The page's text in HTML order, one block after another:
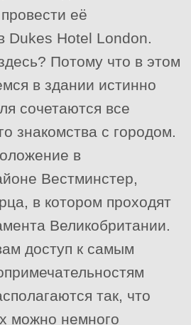
её
Dukes Hotel London.
Потому что в этом
в здании истинно
сочетаются все
знакомства с городом.
в
Вестминстер,
в котором проходят
Великобритании.
доступ к самым
так, что
можно немного